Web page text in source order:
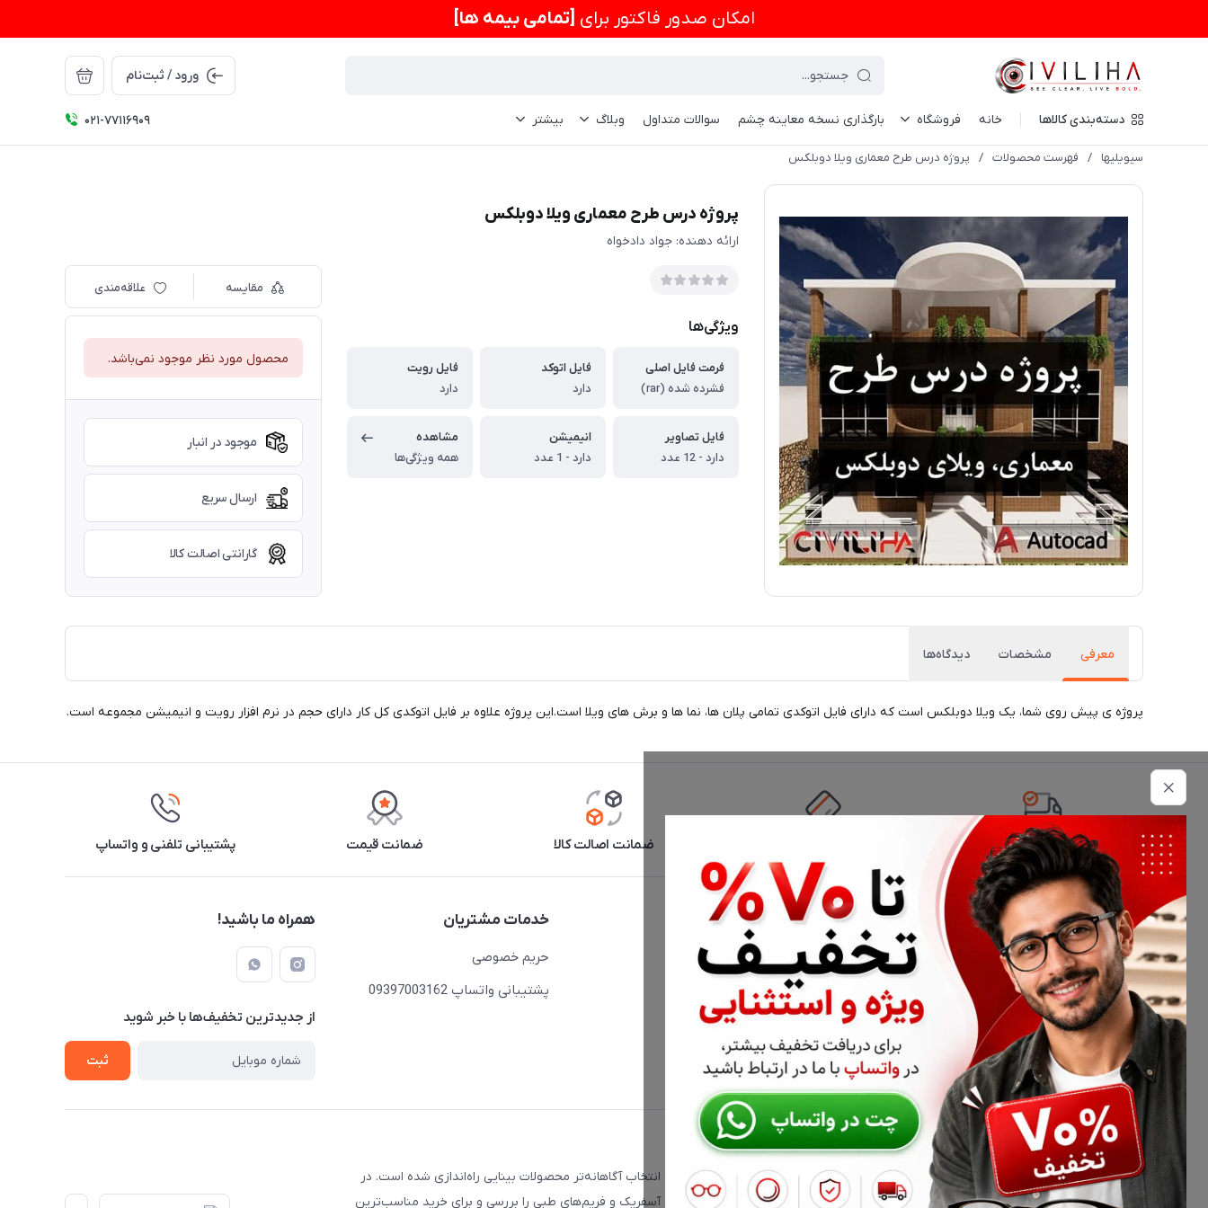
امكان صدور فاکتور برای [تمامی بیمه ها]
ورود / ثبت‌نام
دسته‌بندی کالاها خانه فروشگاه بارگذاری نسخه معاینه چشم سوالات متداول وبلاگ بیشتر 021-77116909
سیویلیها / فهرست محصولات / پروژه درس طرح معماری ویلا دوبلکس
پروژه درس طرح معماری ویلا دوبلکس
ارائه دهنده: جواد دادخواه
ویژگی‌ها
فرمت فایل اصلی
فشرده شده (rar)
فایل اتوکد
دارد
فایل رویت
دارد
فایل تصاویر
دارد - 12 عدد
انیمیشن
دارد - 1 عدد
مشاهده
همه ویژگی‌ها
مقایسه علاقه‌مندی
محصول مورد نظر موجود نمی‌باشد.
موجود در انبار
ارسال سریع
گارانتی اصالت کالا
معرفی مشخصات دیدگاه‌ها
پروژه ی پیش روی شما، یک ویلا دوبلکس است که دارای فایل اتوکدی تمامی پلان ها، نما ها و برش های ویلا است.این پروژه علاوه بر فایل اتوکدی کل کار دارای حجم در نرم افزار رویت و انیمیشن مجموعه است.
تحویل اکسپرس ضمانت اصالت کالا ضمانت قیمت پشتیبانی تلفنی و واتساپ
اطلاعات تماس
02177116909
info@civiliha.com
ارسال فوری در تهران + ارسال به سراسر کشور
دسترسی سریع
حساب کاربری
مجله فروشگاه
لیست محصولات
درباره ما
خدمات مشتریان
حریم خصوصی
پشتیبانی واتساپ 09397003162
همراه ما باشید!
از جدید‌ترین تخفیف‌ها با‌ خبر شوید
ثبت
درباره فروشگاه عینک و عدسی سیویلیها
سیویلیها فروشگاه تخصصی عینک طبی، فریم عینک و عدسی عینک است که با هدف کمک به انتخاب آگاهانه‌تر محصولات بینایی راه‌اندازی شده است. در
سیویلیها می‌توانید انواع عدسی طبی، عدسی آنتی‌رفلکس، بلوکنترل، فتوکرومیک، تدریجی، دبل آسفریک و فریم‌های طبی را بررسی و برای خرید مناسب‌ترین